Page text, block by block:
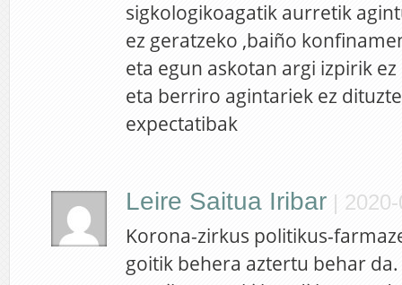
sigkologikoagatik aurretik
ez geratzeko ,baiño
eta egun askotan argi izpirik
eta berriro agintariek ez
expectatibak
Leire Saitua Iribar |
Korona-zirkus politikus-
goitik behera aztertu behar da.